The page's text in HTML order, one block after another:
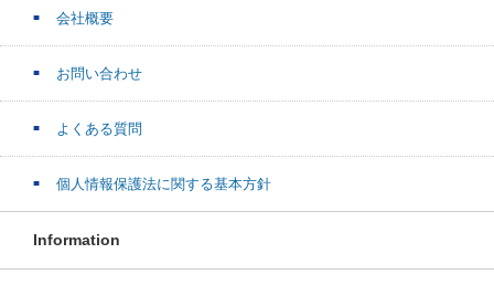
会社概要
お問い合わせ
よくある質問
個人情報保護法に関する基本方針
Information